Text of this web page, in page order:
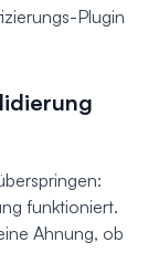
Plugin
funktioniert.
Ahnung, ob